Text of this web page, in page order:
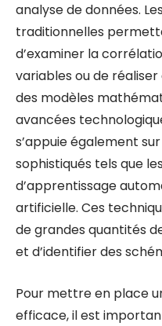
analyse de données.
traditionnelles
d’examiner la
variables ou de
des modèles
avancées
s’appuie également
sophistiqués tels que
d’apprentissage
artificielle. Ces
de grandes quantités
et d’identifier des
Pour mettre en place
efficace, il est